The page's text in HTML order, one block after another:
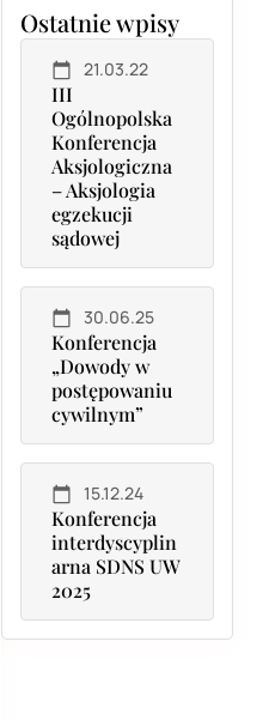
Ostatnie wpisy
21.03.22
III
Ogólnopolska
Konferencja
Aksjologiczna
– Aksjologia
egzekucji
sądowej
30.06.25
Konferencja
„Dowody w
postępowaniu
cywilnym”
15.12.24
Konferencja
interdyscyplin
arna SDNS UW
2025